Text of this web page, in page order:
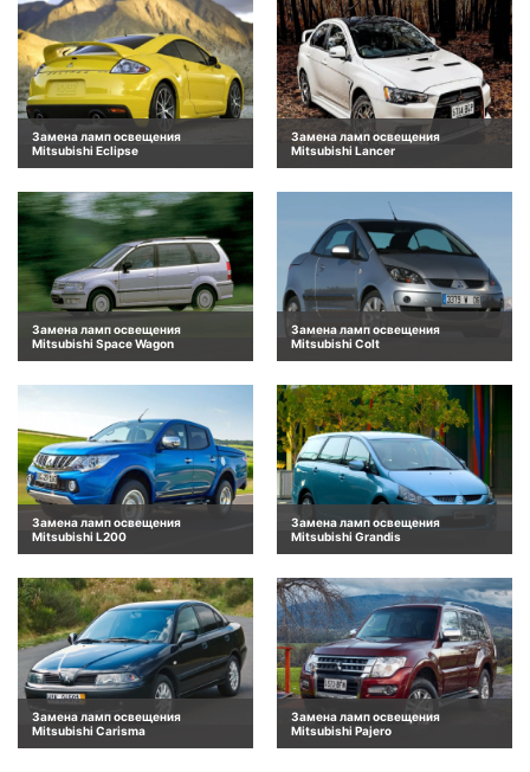
Замена ламп освещения
Mitsubishi Eclipse
Замена ламп освещения
Mitsubishi Lancer
Замена ламп освещения
Mitsubishi Space Wagon
Замена ламп освещения
Mitsubishi Colt
Замена ламп освещения
Mitsubishi L200
Замена ламп освещения
Mitsubishi Grandis
Замена ламп освещения
Mitsubishi Carisma
Замена ламп освещения
Mitsubishi Pajero